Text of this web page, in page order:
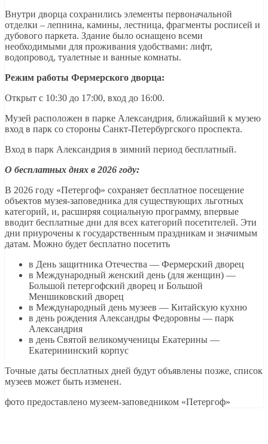
Внутри дворца сохранились элементы первоначальной
отделки – лепнина, камины, лестница, фрагменты росписей и
дубового паркета. Здание было оснащено всеми
необходимыми для проживания удобствами: лифт,
водопровод, туалетные и ванные комнаты.
Режим работы Фермерского дворца:
Открыт с 10:30 до 17:00, вход до 16:00.
Музей расположен в парке Александрия, ближайший к музею
вход в парк со стороны Санкт-Петербургского проспекта.
Вход в парк Александрия в зимний период бесплатный.
О бесплатных днях в 2026 году:
В 2026 году «Петергоф» сохраняет бесплатное посещение
объектов музея-заповедника для существующих льготных
категорий, и, расширяя социальную программу, впервые
вводит бесплатные дни для всех категорий посетителей. Эти
дни приурочены к государственным праздникам и значимым
датам. Можно будет бесплатно посетить
в День защитника Отечества — Фермерский дворец
в Международный женский день (для женщин) —
Большой петергофский дворец и Большой
Меншиковский дворец
в Международный день музеев — Китайскую кухню
в день рождения Александры Федоровны — парк
Александрия
в день Святой великомученицы Екатерины —
Екатерининский корпус
Точные даты бесплатных дней будут объявлены позже, список
музеев может быть изменен.
фото предоставлено музеем-заповедником «Петергоф»